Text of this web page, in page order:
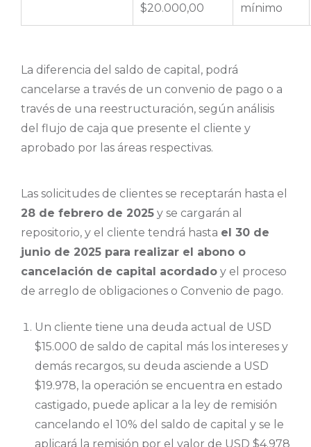
$20.000,00
mínimo
La diferencia del saldo de capital, podrá
cancelarse a través de un convenio de pago o a
través de una reestructuración, según análisis
del flujo de caja que presente el cliente y
aprobado por las áreas respectivas.
Las solicitudes de clientes se receptarán hasta el
28 de febrero de 2025 y se cargarán al
repositorio, y el cliente tendrá hasta el 30 de
junio de 2025 para realizar el abono o
cancelación de capital acordado y el proceso
de arreglo de obligaciones o Convenio de pago.
Un cliente tiene una deuda actual de USD
$15.000 de saldo de capital más los intereses y
demás recargos, su deuda asciende a USD
$19.978, la operación se encuentra en estado
castigado, puede aplicar a la ley de remisión
cancelando el 10% del saldo de capital y se le
aplicará la remisión por el valor de USD $4.978